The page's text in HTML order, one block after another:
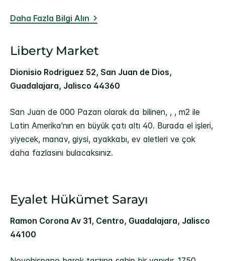
Daha Fazla Bilgi Alın
Liberty Market
Dionisio Rodriguez 52, San Juan de Dios,
Guadalajara, Jalisco 44360
San Juan de 000 Pazarı olarak da bilinen, , , m2 ile
Latin Amerika'nın en büyük çatı altı 40. Burada el işleri,
yiyecek, manav, giysi, ayakkabı, ev aletleri ve çok
daha fazlasını bulacaksınız.
Eyalet Hükümet Sarayı
Ramon Corona Av 31, Centro, Guadalajara, Jalisco
44100